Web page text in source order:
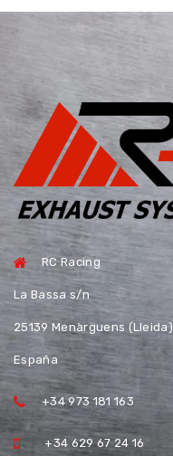
RC Racing
La Bassa s/n
25139 Menàrguens (Lleida)
España
+34 973 181 163
+34 629 67 24 16